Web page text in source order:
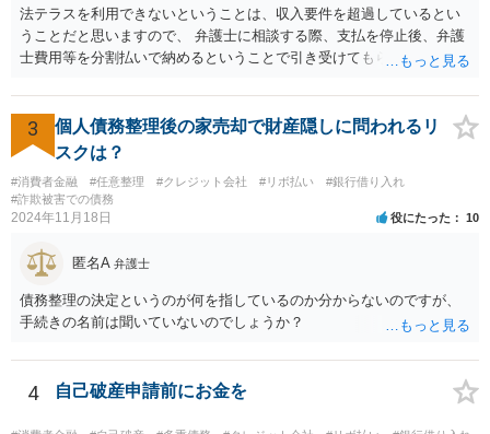
法テラスを利用できないということは、収入要件を超過しているとい
うことだと思いますので、 弁護士に相談する際、支払を停止後、弁護
士費用等を分割払いで納めるということで引き受けてもらえないか確
は、負債が拡大するだけになるのでお勧めできませんが あとは、相談
者様のご判断になると思いますので、私からのアドバイスは一旦これ
で終わりとさせていただきます。
3
個人債務整理後の家売却で財産隠しに問われるリ
スクは？
#消費者金融 #任意整理 #クレジット会社 #リボ払い
#銀行借り入れ
#詐欺被害での債務
2024年11月18日 役にたった 10
匿名A 弁護士
債務整理の決定というのが何を指しているのか分からないのですが、
手続きの名前は聞いていないのでしょうか？
4 自己破産申請前にお金を